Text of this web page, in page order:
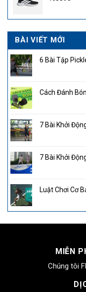
BÀI VIẾT MỚI
6 Bài Tập
Cách Đánh
7 Bài Khởi
7 Bài Khởi
Luật Chơi Cơ
MIỄN
Chúng tôi